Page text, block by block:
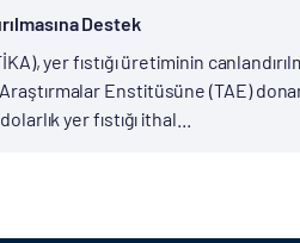
Destek
yer fıstığı üretiminin
Enstitüsüne (TAE)
yer fıstığı ithal...